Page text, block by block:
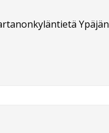
Ypäjän